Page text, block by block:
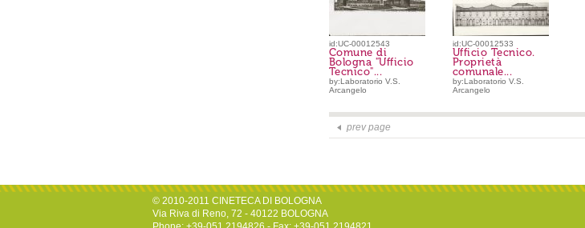
id:UC-00012543
Comune di
Bologna "Ufficio
Tecnico"...
by:Laboratorio V.S.
Arcangelo
id:UC-00012533
Ufficio Tecnico.
Proprietà
comunale...
by:Laboratorio V.S.
Arcangelo
prev page
© 2010-2011 CINETECA DI BOLOGNA
Via Riva di Reno, 72 - 40122 BOLOGNA